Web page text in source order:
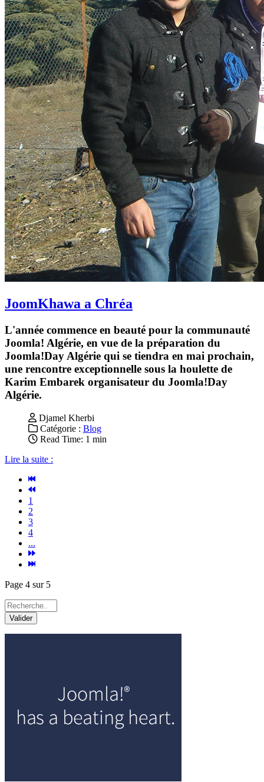
JoomKhawa a Chréa
L'année commence en beauté pour la communauté
Joomla! Algérie, en vue de la préparation du
Joomla!Day Algérie qui se tiendra en mai prochain,
une rencontre exceptionnelle sous la houlette de
Karim Embarek organisateur du Joomla!Day
Algérie.
Djamel Kherbi
Catégorie : Blog
Read Time: 1 min
Lire la suite :
1
2
3
4
...
Page 4 sur 5
Valider